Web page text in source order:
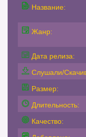
Название:
Жанр:
Дата релиза:
Слушали/
Размер:
Длительность:
Качество: